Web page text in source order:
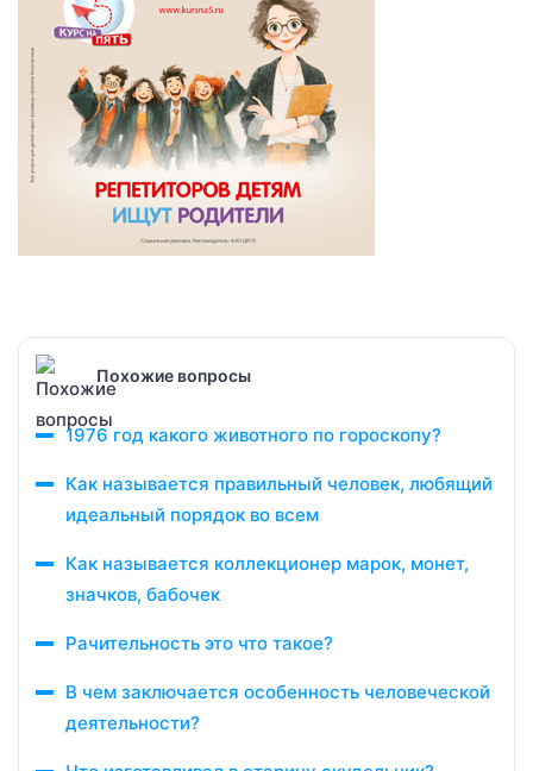
Похожие вопросы
1976 год какого животного по гороскопу?
Как называется правильный человек, любящий
идеальный порядок во всем
Как называется коллекционер марок, монет,
значков, бабочек
Рачительность это что такое?
В чем заключается особенность человеческой
деятельности?